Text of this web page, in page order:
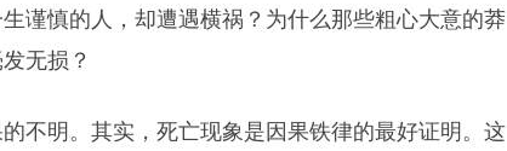
谨慎的人，却遭遇横祸？为什么那些粗心大意的莽
无损？
不明。其实，死亡现象是因果铁律的最好证明。这